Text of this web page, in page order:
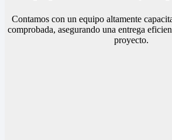
Contamos con un equipo altamente
comprobada, asegurando una entrega
proyecto.